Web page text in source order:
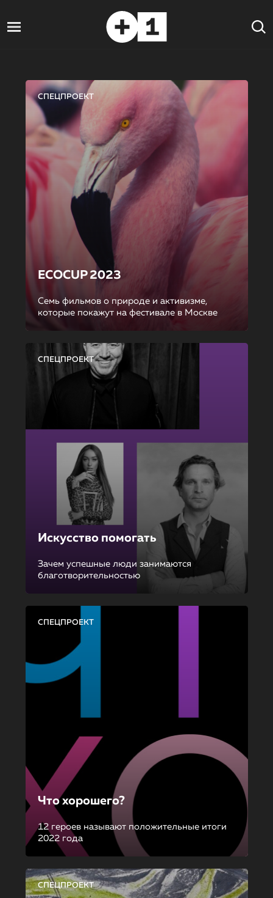
СПЕЦПРОЕКТ
ECOCUP 2023
Семь фильмов о природе и активизме,
которые покажут на фестивале в Москве
СПЕЦПРОЕКТ
Искусство помогать
Зачем успешные люди занимаются
благотворительностью
СПЕЦПРОЕКТ
Что хорошего?
12 героев называют положительные итоги
2022 года
СПЕЦПРОЕКТ